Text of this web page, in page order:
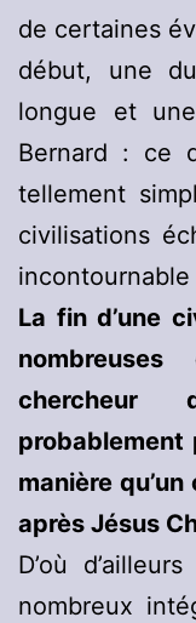
de certaines
début, une
longue et
Bernard : ce
tellement
civilisations
incontournable
La fin d’une
probablement
manière
après Jésus
D’où
nombreux